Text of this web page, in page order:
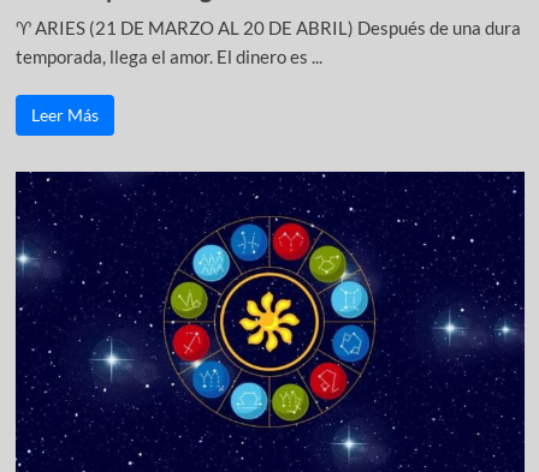
♈ ARIES (21 DE MARZO AL 20 DE ABRIL) Después de una dura
temporada, llega el amor. El dinero es ...
Leer Más